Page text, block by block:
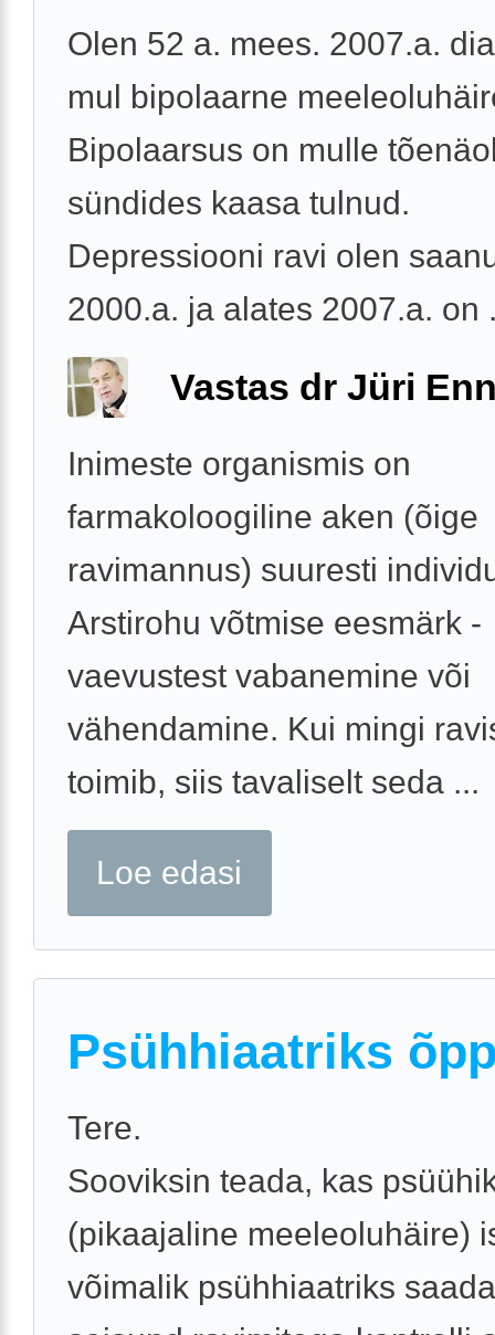
Olen 52 a. mees. 2007.a.
mul bipolaarne
Bipolaarsus on mulle
sündides kaasa tulnud.
Depressiooni ravi olen
2000.a. ja alates 2007.a. on
Vastas dr Jüri
Inimeste organismis on
farmakoloogiline aken (õige
ravimannus) suuresti
Arstirohu võtmise eesmärk -
vaevustest vabanemine või
vähendamine. Kui mingi
toimib, siis tavaliselt seda ...
Loe edasi
Psühhiaatriks
Tere.
Sooviksin teada, kas
(pikaajaline meeleoluhäire)
võimalik psühhiaatriks